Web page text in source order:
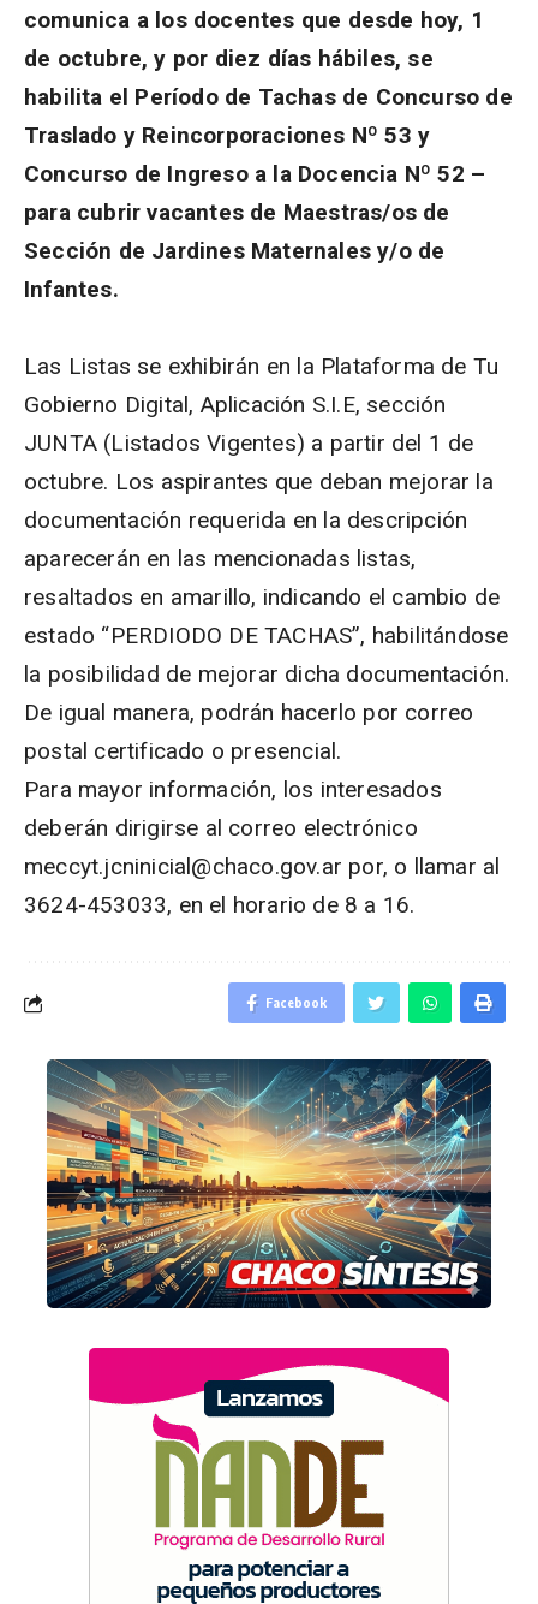
comunica a los docentes que desde hoy, 1
de octubre, y por diez días hábiles, se
habilita el Período de Tachas de Concurso de
Traslado y Reincorporaciones Nº 53 y
Concurso de Ingreso a la Docencia Nº 52 –
para cubrir vacantes de Maestras/os de
Sección de Jardines Maternales y/o de
Infantes.
Las Listas se exhibirán en la Plataforma de Tu
Gobierno Digital, Aplicación S.I.E, sección
JUNTA (Listados Vigentes) a partir del 1 de
octubre. Los aspirantes que deban mejorar la
documentación requerida en la descripción
aparecerán en las mencionadas listas,
resaltados en amarillo, indicando el cambio de
estado “PERDIODO DE TACHAS”, habilitándose
la posibilidad de mejorar dicha documentación.
De igual manera, podrán hacerlo por correo
postal certificado o presencial.
Para mayor información, los interesados
deberán dirigirse al correo electrónico
meccyt.jcninicial@chaco.gov.ar por, o llamar al
3624-453033, en el horario de 8 a 16.
Facebook